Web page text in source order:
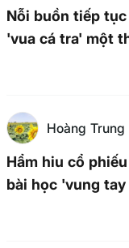
Nỗi buồn tiếp
'vua cá tra' một
Hoàng Trung
Hẩm hiu cổ
bài học 'vung